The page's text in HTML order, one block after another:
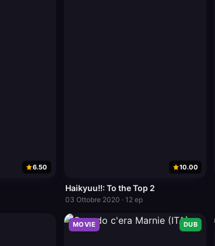
6.50 10.00
Haikyuu!!: To the Top 2
03 Ottobre 2020 · 12 ep
MOVIE DUB